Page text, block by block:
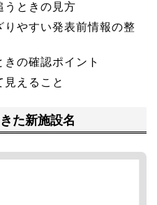
うときの見方
りやすい発表前情報の整
の確認ポイント
えること
た新施設名